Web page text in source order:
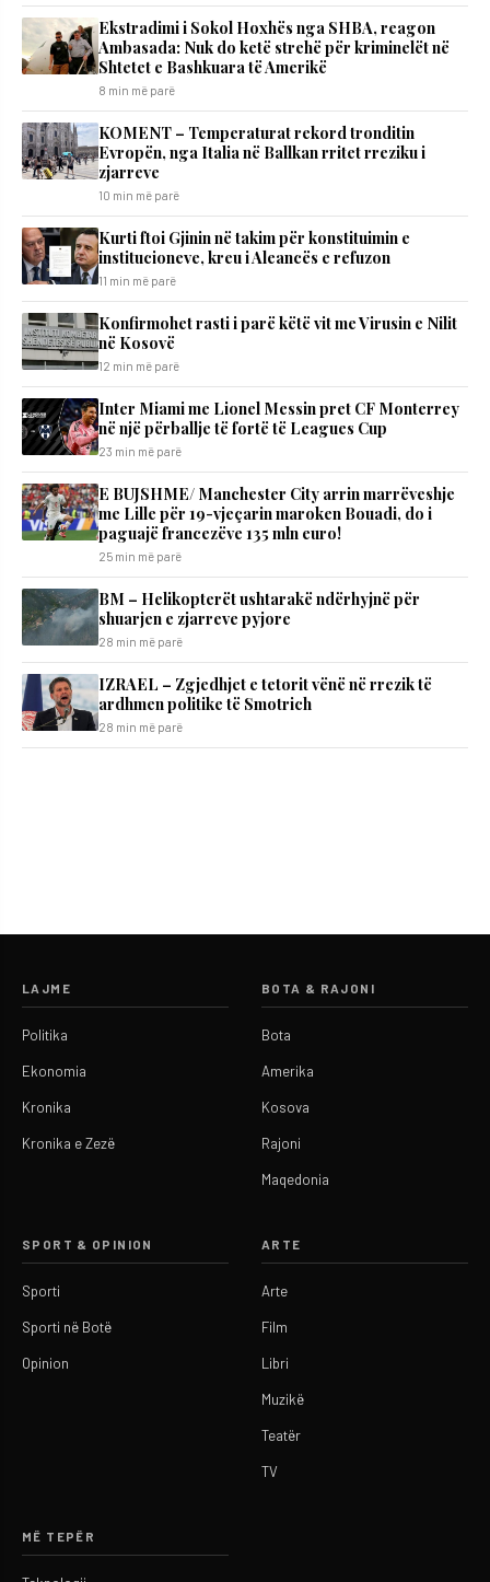
Ekstradimi i Sokol Hoxhës nga SHBA, reagon
Ambasada: Nuk do ketë strehë për kriminelët në
Shtetet e Bashkuara të Amerikë
8 min më parë
KOMENT – Temperaturat rekord tronditin
Evropën, nga Italia në Ballkan rritet rreziku i
zjarreve
10 min më parë
Kurti ftoi Gjinin në takim për konstituimin e
institucioneve, kreu i Aleancës e refuzon
11 min më parë
Konfirmohet rasti i parë këtë vit me Virusin e Nilit
në Kosovë
12 min më parë
Inter Miami me Lionel Messin pret CF Monterrey
në një përballje të fortë të Leagues Cup
23 min më parë
E BUJSHME/ Manchester City arrin marrëveshje
me Lille për 19-vjeçarin maroken Bouadi, do i
paguajë francezëve 135 mln euro!
25 min më parë
BM – Helikopterët ushtarakë ndërhyjnë për
shuarjen e zjarreve pyjore
28 min më parë
IZRAEL – Zgjedhjet e tetorit vënë në rrezik të
ardhmen politike të Smotrich
28 min më parë
LAJME
Politika
Ekonomia
Kronika
Kronika e Zezë
BOTA & RAJONI
Bota
Amerika
Kosova
Rajoni
Maqedonia
SPORT & OPINION
Sporti
Sporti në Botë
Opinion
ARTE
Arte
Film
Libri
Muzikë
Teatër
TV
MË TEPËR